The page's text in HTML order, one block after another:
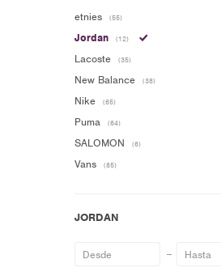
etnies (55)
Jordan (12)
Lacoste (35)
New Balance (38)
Nike (65)
Puma (64)
SALOMON (6)
Vans (85)